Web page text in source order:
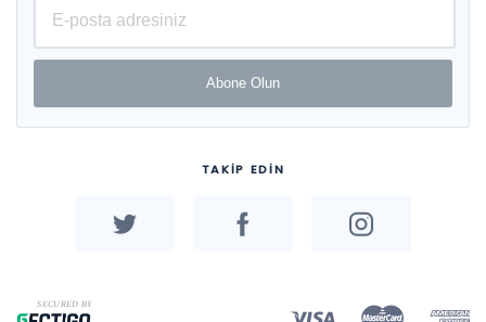
Abone Olun
TAKİP EDİN